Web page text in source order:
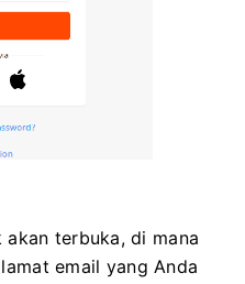
terbuka, di mana
email yang Anda